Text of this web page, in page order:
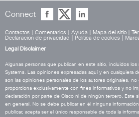
Connect
Contactos Comentarios Ayuda Mapa del sitio
Declaración de privacidad
Política de cookies
Legal Disclaimer
Algunas personas que publican en este sitio, incluidos los
Systems. Las opiniones expresadas aquí y en cualquiera
son las opiniones personales de los autores originales, no
proporciona exclusivamente con fines informativos y no
declaración por parte de Cisco ni de ningún tercero. Este
en general. No se debe publicar en él ninguna
publicar, acepta ser el único responsable de toda la